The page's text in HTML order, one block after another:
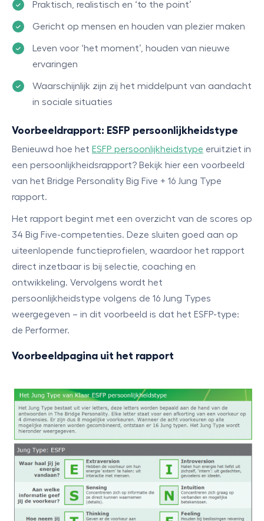
Praktisch, realistisch en ‘to the point’
Gericht op mensen en houden van plezier maken
Leven voor ‘het moment’, houden van nieuwe
ervaringen
Waarschijnlijk zijn zij het middelpunt van aandacht
in sociale situaties
Voorbeeldrapport: ESFP persoonlijkheidstype
Benieuwd hoe het ESFP persoonlijkheidstype eruitziet in
een persoonlijkheidsrapport? Bekijk hier een voorbeeld
van het Bridge Personality Big Five + 16 Jung Type
rapport.
Het rapport begint met een overzicht van de scores op
34 Big Five-competenties. Deze sluiten goed aan op
uiteenlopende functieprofielen, waardoor het rapport
direct inzetbaar is bij selectie, coaching en
ontwikkeling. Vervolgens wordt het
persoonlijkheidstype volgens de 16 Jung Types
weergegeven – in dit voorbeeld is dat het ESFP-type:
de Performer.
Voorbeeldpagina uit het rapport